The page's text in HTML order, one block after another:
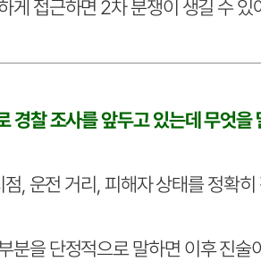
게 접근하면 2차 분쟁이 생길 수 있
경찰 조사를 앞두고 있는데 무엇을
, 운전 거리, 피해자 상태를 정확
분을 단정적으로 말하면 이후 진술